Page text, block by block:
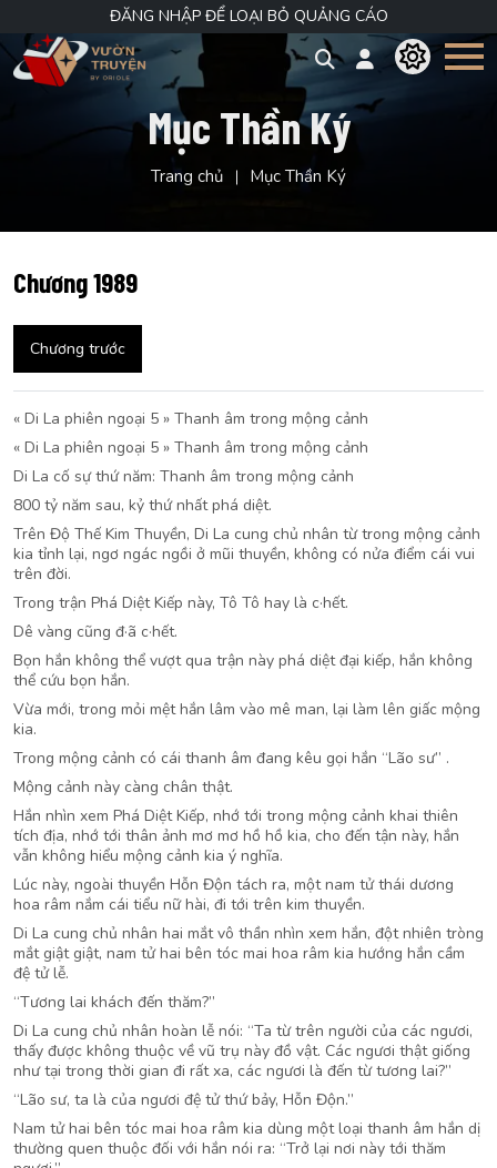
ĐĂNG NHẬP ĐỂ LOẠI BỎ QUẢNG CÁO
Mục Thần Ký
Trang chủ Mục Thần Ký
Chương 1989
Chương trước
« Di La phiên ngoại 5 » Thanh âm trong mộng cảnh
« Di La phiên ngoại 5 » Thanh âm trong mộng cảnh
Di La cố sự thứ năm: Thanh âm trong mộng cảnh
800 tỷ năm sau, kỷ thứ nhất phá diệt.
Trên Độ Thế Kim Thuyền, Di La cung chủ nhân từ trong mộng cảnh
kia tỉnh lại, ngơ ngác ngồi ở mũi thuyền, không có nửa điểm cái vui
trên đời.
Trong trận Phá Diệt Kiếp này, Tô Tô hay là c·hết.
Dê vàng cũng đ·ã c·hết.
Bọn hắn không thể vượt qua trận này phá diệt đại kiếp, hắn không
thể cứu bọn hắn.
Vừa mới, trong mỏi mệt hắn lâm vào mê man, lại làm lên giấc mộng
kia.
Trong mộng cảnh có cái thanh âm đang kêu gọi hắn “Lão sư” .
Mộng cảnh này càng chân thật.
Hắn nhìn xem Phá Diệt Kiếp, nhớ tới trong mộng cảnh khai thiên
tích địa, nhớ tới thân ảnh mơ mơ hồ hồ kia, cho đến tận này, hắn
vẫn không hiểu mộng cảnh kia ý nghĩa.
Lúc này, ngoài thuyền Hỗn Độn tách ra, một nam tử thái dương
hoa râm nắm cái tiểu nữ hài, đi tới trên kim thuyền.
Di La cung chủ nhân hai mắt vô thần nhìn xem hắn, đột nhiên tròng
mắt giật giật, nam tử hai bên tóc mai hoa râm kia hướng hắn cầm
đệ tử lễ.
“Tương lai khách đến thăm?”
Di La cung chủ nhân hoàn lễ nói: “Ta từ trên người của các ngươi,
thấy được không thuộc về vũ trụ này đồ vật. Các ngươi thật giống
như tại trong thời gian đi rất xa, các ngươi là đến từ tương lai?”
“Lão sư, ta là của ngươi đệ tử thứ bảy, Hỗn Độn.”
Nam tử hai bên tóc mai hoa râm kia dùng một loại thanh âm hắn dị
thường quen thuộc đối với hắn nói ra: “Trở lại nơi này tới thăm